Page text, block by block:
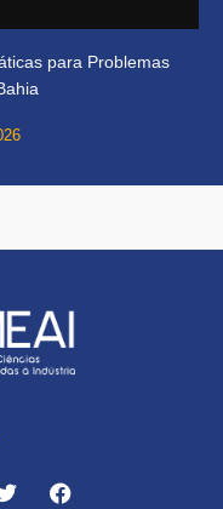
para Problemas